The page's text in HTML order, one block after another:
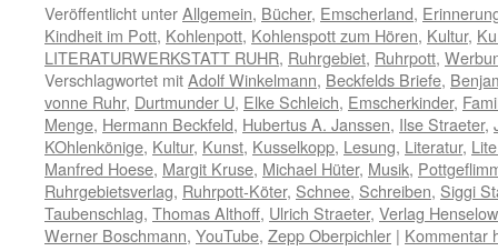
Veröffentlicht unterAllgemein, Bücher, Emscherland,
Kindheit im Pott, Kohlenpott, Kohlenspott zum Hören, Kultur,
LITERATURWERKSTATT RUHR, Ruhrgebiet, Ruhrpott,
Verschlagwortet mitAdolf Winkelmann, Beckfelds Briefe,
vonne Ruhr, Durtmunder U, Elke Schleich, Emscherkinder,
Menge, Hermann Beckfeld, Hubertus A. Janssen, Ilse Straeter,
KOhlenkönige, Kultur, Kunst, Kusselkopp, Lesung, Literatur,
Manfred Hoese, Margit Kruse, Michael Hüter, Musik,
Ruhrgebietsverlag, Ruhrpott-Köter, Schnee, Schreiben, Siggi
Taubenschlag, Thomas Althoff, Ulrich Straeter, Verlag
Werner Boschmann, YouTube, Zepp Oberpichler | Kommentar